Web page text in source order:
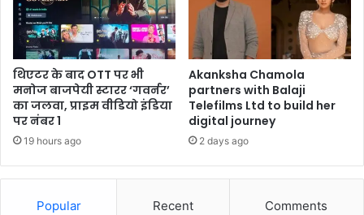
थिएटर के बाद OTT पर भी
मनोज बाजपेयी स्टारर ‘गवर्नर’
का जलवा, प्राइम वीडियो इंडिया
पर नंबर 1
19 hours ago
Akanksha Chamola
partners with Balaji
Telefilms Ltd to build her
digital journey
2 days ago
Popular Recent Comments